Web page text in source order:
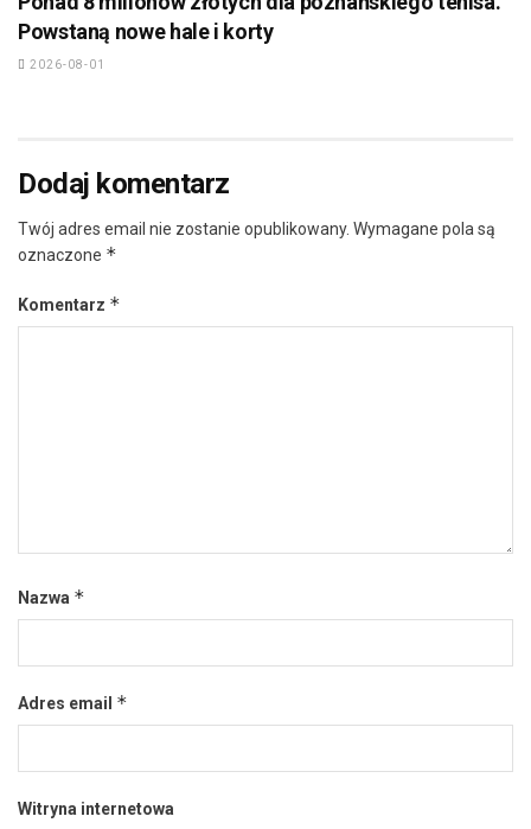
Powstaną nowe hale i korty
2026-08-01
Dodaj komentarz
Twój adres email nie zostanie opublikowany. Wymagane pola są
oznaczone *
Komentarz *
Nazwa *
Adres email *
Witryna internetowa